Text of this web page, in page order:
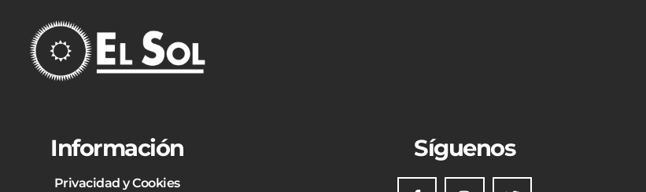
Información
Privacidad y Cookies
Síguenos